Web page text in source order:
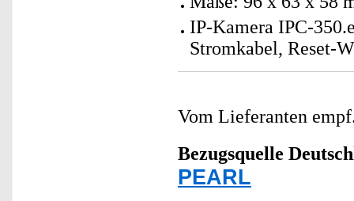
IP-Kamera IPC-
Stromkabel, Reset-
Vom Lieferanten
Bezugsquelle
PEARL